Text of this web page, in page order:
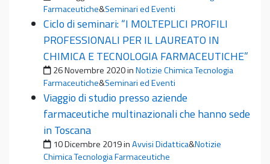
Farmaceutiche&Seminari ed Eventi
Ciclo di seminari: “I MOLTEPLICI PROFILI
PROFESSIONALI PER IL LAUREATO IN
CHIMICA E TECNOLOGIA FARMACEUTICHE”
Pubblicato il
26 Novembre 2020inNotizie Chimica Tecnologia
Farmaceutiche&Seminari ed Eventi
Viaggio di studio presso aziende
farmaceutiche multinazionali che hanno sede
in Toscana
Pubblicato il
10 Dicembre 2019inAvvisi Didattica&Notizie
Chimica Tecnologia Farmaceutiche